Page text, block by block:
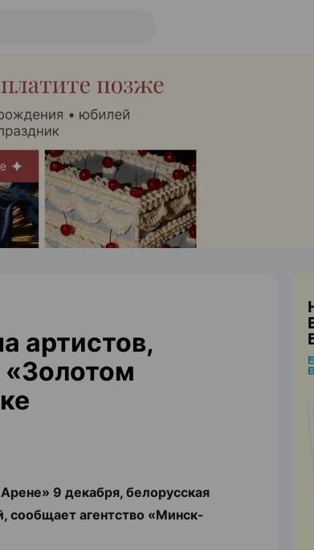
САЙТЕ
артистов,
«Золотом
9 декабря, белорусская
сообщает агентство «Минск-